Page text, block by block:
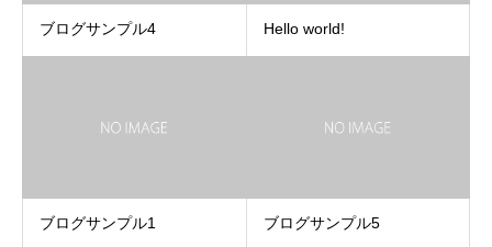
ブログサンプル4 Hello world!
ブログサンプル1 ブログサンプル5